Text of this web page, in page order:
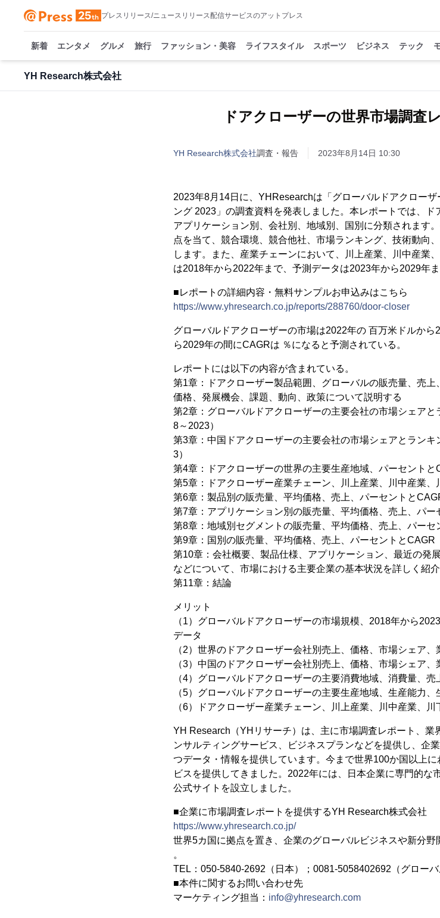
プレスリリース/ニュースリリース配信サービスのアットプレス
新着 エンタメ グルメ 旅行 ファッション・美容 ライフスタイル スポーツ ビジネス テック
YH Research株式会社
ドアクローザーの世界市場調査
YH Research株式会社調査・報告 2023年8月14日 10:30
2023年8月14日に、YHResearchは「グローバルドアクロー
ング 2023」の調査資料を発表しました。本レポートでは、ド
アプリケーション別、会社別、地域別、国別に分類されます
点を当て、競合環境、競合他社、市場ランキング、技術動向
します。また、産業チェーンにおいて、川上産業、川中産業
は2018年から2022年まで、予測データは2023年から2029年ま
■レポートの詳細内容・無料サンプルお申込みはこちら
https://www.yhresearch.co.jp/reports/288760/door-closer
グローバルドアクローザーの市場は2022年の 百万米ドルか
ら2029年の間にCAGRは ％になると予測されている。
レポートには以下の内容が含まれている。
第1章：ドアクローザー製品範囲、グローバルの販売量、売
価格、発展機会、課題、動向、政策について説明する
第2章：グローバルドアクローザーの主要会社の市場シェア
8～2023）
第3章：中国ドアクローザーの主要会社の市場シェアとラン
3）
第4章：ドアクローザーの世界の主要生産地域、パーセントと
第5章：ドアクローザー産業チェーン、川上産業、川中産業、
第6章：製品別の販売量、平均価格、売上、パーセントと
第7章：アプリケーション別の販売量、平均価格、売上、パー
第8章：地域別セグメントの販売量、平均価格、売上、パーセ
第9章：国別の販売量、平均価格、売上、パーセントとCAGR
第10章：会社概要、製品仕様、アプリケーション、最近の発
などについて、市場における主要企業の基本状況を詳しく紹
第11章：結論
メリット
（1）グローバルドアクローザーの市場規模、2018年から
データ
（2）世界のドアクローザー会社別売上、価格、市場シェア
（3）中国のドアクローザー会社別売上、価格、市場シェア
（4）グローバルドアクローザーの主要消費地域、消費量、売
（5）グローバルドアクローザーの主要生産地域、生産能力
（6）ドアクローザー産業チェーン、川上産業、川中産業、川
YH Research（YHリサーチ）は、主に市場調査レポート、業
ンサルティングサービス、ビジネスプランなどを提供し、企
つデータ・情報を提供しています。今まで世界100か国以上
ビスを提供してきました。2022年には、日本企業に専門的な
公式サイトを設立しました。
■企業に市場調査レポートを提供するYH Research株式会社
https://www.yhresearch.co.jp/
世界5カ国に拠点を置き、企業のグローバルビジネスや新分
。
TEL：050-5840-2692（日本）；0081-5058402692（グローバ
■本件に関するお問い合わせ先
マーケティング担当： info@yhresearch.com